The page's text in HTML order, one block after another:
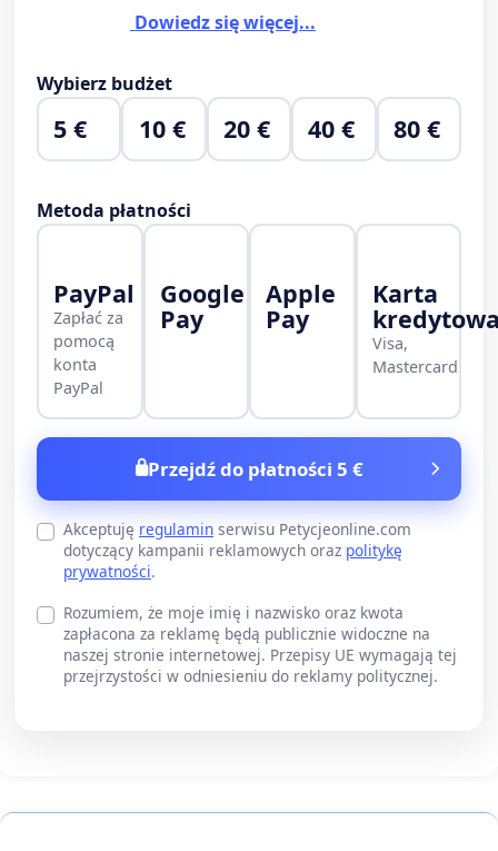
Dowiedz się więcej...
Wybierz budżet
5 € 10 € 20 € 40 € 80 €
Metoda płatności
PayPal
Zapłać za
pomocą
konta
PayPal
Google
Pay
Apple
Pay
Karta
Visa,
Mastercard
Przejdź do płatności 5 €
Akceptuję regulamin serwisu Petycjeonline.com
dotyczący kampanii reklamowych oraz politykę
prywatności.
Rozumiem, że moje imię i nazwisko oraz kwota
zapłacona za reklamę będą publicznie widoczne na
naszej stronie internetowej. Przepisy UE wymagają tej
przejrzystości w odniesieniu do reklamy politycznej.